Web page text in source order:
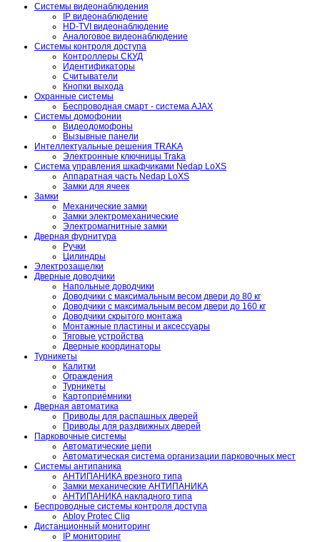
Системы видеонаблюдения
IP видеонаблюдение
HD-TVI видеонаблюдение
Аналоговое видеонаблюдение
Системы контроля доступа
Контроллеры СКУД
Идентификаторы
Считыватели
Кнопки выхода
Охранные системы
Беспроводная смарт - система AJAX
Системы домофонии
Видеодомофоны
Вызывные панели
Интеллектуальные решения TRAKA
Электронные ключницы Traka
Система управления шкафчиками Nedap LoXS
Аппаратная часть Nedap LoXS
Замки для ячеек
Замки
Механические замки
Замки электромеханические
Электромагнитные замки
Дверная фурнитура
Ручки
Цилиндры
Электрозащелки
Дверные доводчики
Напольные доводчики
Доводчики с максимальным весом двери до 80 кг
Доводчики с максимальным весом двери до 160 кг
Доводчики скрытого монтажа
Монтажные пластины и аксессуары
Тяговые устройства
Дверные координаторы
Турникеты
Калитки
Ограждения
Турникеты
Картоприёмники
Дверная автоматика
Приводы для распашных дверей
Приводы для раздвижных дверей
Парковочные системы
Автоматические цепи
Автоматическая система организации парковочных мест
Системы антипаника
АНТИПАНИКА врезного типа
Замки механические АНТИПАНИКА
АНТИПАНИКА накладного типа
Беспроводные системы контроля доступа
Abloy Protec Cliq
Дистанционный мониторинг
IP мониторинг